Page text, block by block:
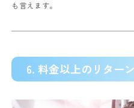
も言えます。
6. 料金以上のリター